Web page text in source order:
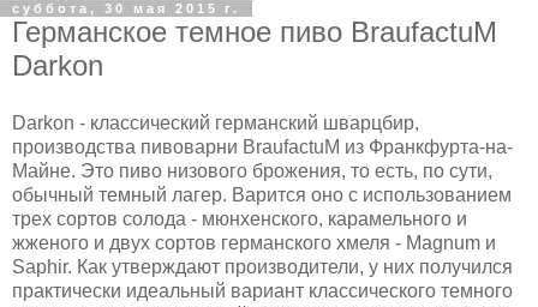
суббота, 30 мая 2015 г.
Германское темное пиво BraufactuM
Darkon
Darkon - классический германский шварцбир,
производства пивоварни BraufactuM из Франкфурта-на-
Майне. Это пиво низового брожения, то есть, по сути,
обычный темный лагер. Варится оно с использованием
трех сортов солода - мюнхенского, карамельного и
жженого и двух сортов германского хмеля - Magnum и
Saphir. Как утверждают производители, у них получился
практически идеальный вариант классического темного